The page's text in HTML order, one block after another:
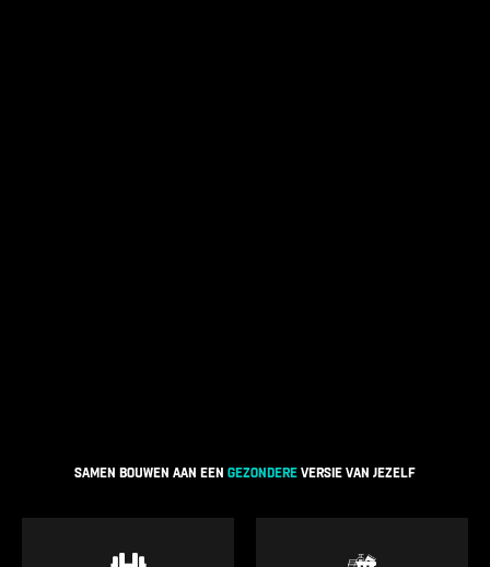
SAMEN BOUWEN AAN EEN GEZONDEREVERSIE VAN JEZELF